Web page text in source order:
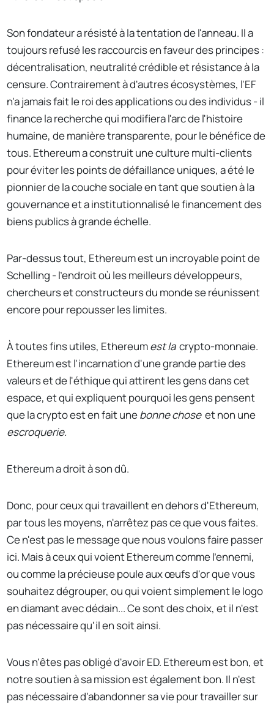
Son fondateur a résisté à la tentation de l'anneau. Il a
toujours refusé les raccourcis en faveur des principes :
décentralisation, neutralité crédible et résistance à la
censure. Contrairement à d'autres écosystèmes, l'EF
n'a jamais fait le roi des applications ou des individus - il
finance la recherche qui modifiera l'arc de l'histoire
humaine, de manière transparente, pour le bénéfice de
tous. Ethereum a construit une culture multi-clients
pour éviter les points de défaillance uniques, a été le
pionnier de la couche sociale en tant que soutien à la
gouvernance et a institutionnalisé le financement des
biens publics à grande échelle.
Par-dessus tout, Ethereum est un incroyable point de
Schelling - l'endroit où les meilleurs développeurs,
chercheurs et constructeurs du monde se réunissent
encore pour repousser les limites.
À toutes fins utiles, Ethereumest la crypto-monnaie.
Ethereum est l'incarnation d'une grande partie des
valeurs et de l'éthique qui attirent les gens dans cet
espace, et qui expliquent pourquoi les gens pensent
que la crypto est en fait unebonne chose et non une
escroquerie.
Ethereum a droit à son dû.
Donc, pour ceux qui travaillent en dehors d'Ethereum,
par tous les moyens, n'arrêtez pas ce que vous faites.
Ce n'est pas le message que nous voulons faire passer
ici. Mais à ceux qui voient Ethereum comme l'ennemi,
ou comme la précieuse poule aux œufs d'or que vous
souhaitez dégrouper, ou qui voient simplement le logo
en diamant avec dédain... Ce sont des choix, et il n'est
pas nécessaire qu'il en soit ainsi.
Vous n'êtes pas obligé d'avoir ED. Ethereum est bon, et
notre soutien à sa mission est également bon. Il n'est
pas nécessaire d'abandonner sa vie pour travailler sur